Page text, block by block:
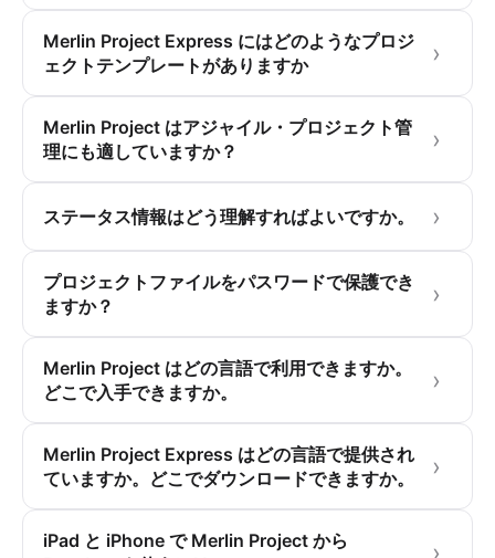
Merlin Project Express にはどのようなプロジ
ェクトテンプレートがありますか
Merlin Project はアジャイル・プロジェクト管
理にも適していますか？
ステータス情報はどう理解すればよいですか。
プロジェクトファイルをパスワードで保護でき
ますか？
Merlin Project はどの言語で利用できますか。
どこで入手できますか。
Merlin Project Express はどの言語で提供され
ていますか。どこでダウンロードできますか。
iPad と iPhone で Merlin Project から